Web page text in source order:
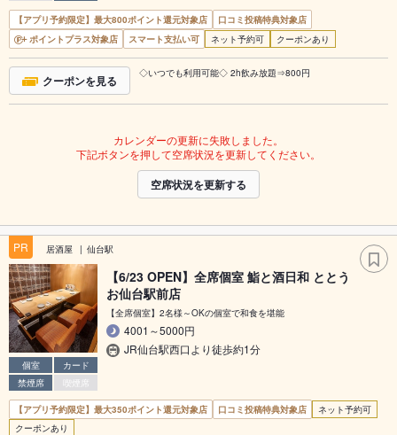
【アプリ予約限定】最大800ポイント還元対象店
口コミ投稿特典対象店
ポイントプラス対象店
スマート支払い可 ネット予約可 クーポンあり
クーポンを見る ◇いつでも利用可能◇ 2h飲み放題⇒800円
カレンダーの更新に失敗しました。
下記ボタンを押して空席状況を更新してください。
空席状況を更新する
PR 居酒屋 仙台駅
個室
カード
禁煙席
喫煙席
【6/23 OPEN】全席個室 鮨と酒日和 ととう
お仙台駅前店
【全席個室】2名様～OKの個室で和食を堪能
4001～5000円
JR仙台駅西口より徒歩約1分
【アプリ予約限定】最大350ポイント還元対象店 口コミ投稿特典対象店
ネット予約可
クーポンあり